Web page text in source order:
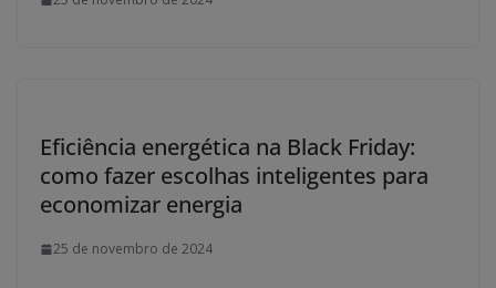
Eficiência energética na Black Friday:
como fazer escolhas inteligentes para
economizar energia
25 de novembro de 2024